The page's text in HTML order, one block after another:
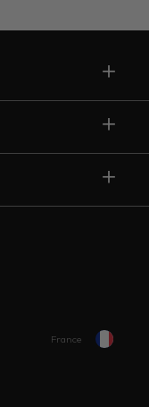
France